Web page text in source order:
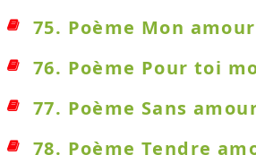
75. Poème Mon amour
76. Poème Pour toi
77. Poème Sans
78. Poème Tendre